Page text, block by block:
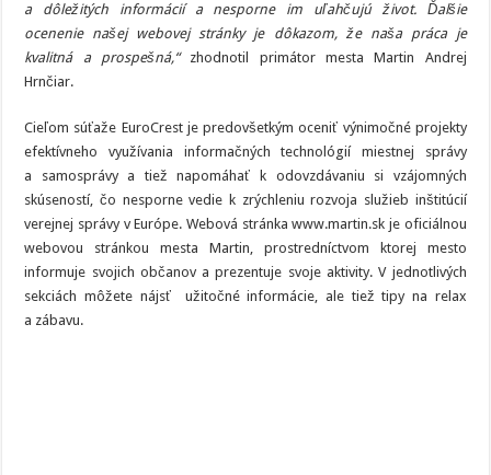
a dôležitých informácií a nesporne im uľahčujú život. Ďalšie
ocenenie našej webovej stránky je dôkazom, že naša práca je
kvalitná a prospešná,“zhodnotil primátor mesta Martin Andrej
Hrnčiar.
Cieľom súťaže EuroCrest je predovšetkým oceniť výnimočné projekty
efektívneho využívania informačných technológií miestnej správy
a samosprávy a tiež napomáhať k odovzdávaniu si vzájomných
skúseností, čo nesporne vedie k zrýchleniu rozvoja služieb inštitúcií
verejnej správy v Európe. Webová stránka www.martin.sk je oficiálnou
webovou stránkou mesta Martin, prostredníctvom ktorej mesto
informuje svojich občanov a prezentuje svoje aktivity. V jednotlivých
sekciách môžete nájsť užitočné informácie, ale tiež tipy na relax
a zábavu.